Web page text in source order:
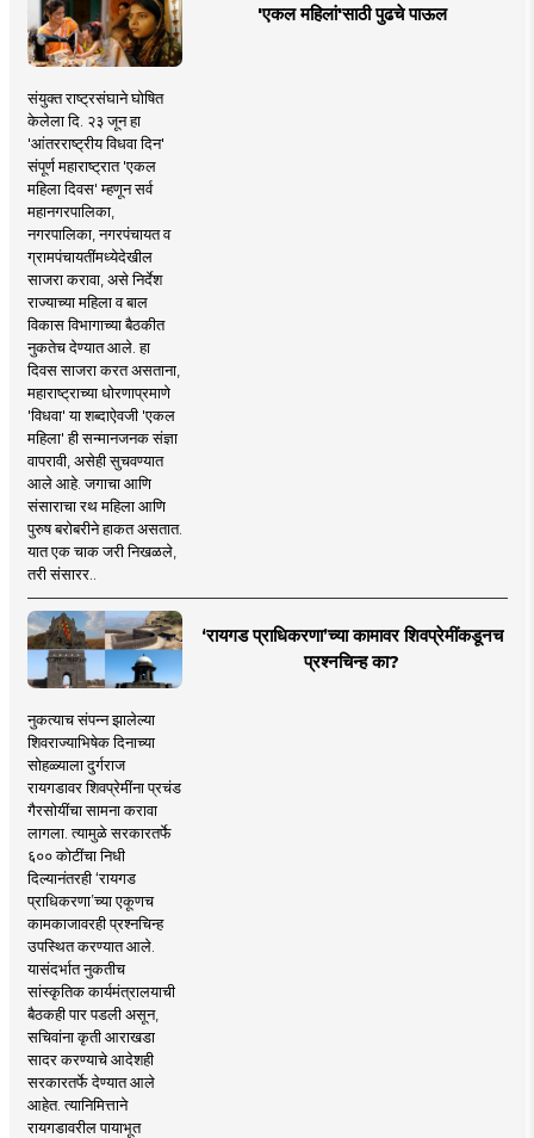
'एकल महिलां'साठी पुढचे पाऊल
संयुक्त राष्ट्रसंघाने घोषित
केलेला दि. २३ जून हा
'आंतरराष्ट्रीय विधवा दिन'
संपूर्ण महाराष्ट्रात 'एकल
महिला दिवस' म्हणून सर्व
महानगरपालिका,
नगरपालिका, नगरपंचायत व
ग्रामपंचायतींमध्येदेखील
साजरा करावा, असे निर्देश
राज्याच्या महिला व बाल
विकास विभागाच्या बैठकीत
नुकतेच देण्यात आले. हा
दिवस साजरा करत असताना,
महाराष्ट्राच्या धोरणाप्रमाणे
'विधवा' या शब्दाऐवजी 'एकल
महिला' ही सन्मानजनक संज्ञा
वापरावी, असेही सुचवण्यात
आले आहे. जगाचा आणि
संसाराचा रथ महिला आणि
पुरुष बरोबरीने हाकत असतात.
यात एक चाक जरी निखळले,
तरी संसारर..
‘रायगड प्राधिकरणा’च्या कामावर शिवप्रेमींकडूनच
प्रश्नचिन्ह का?
नुकत्याच संपन्न झालेल्या
शिवराज्याभिषेक दिनाच्या
सोहळ्याला दुर्गराज
रायगडावर शिवप्रेमींना प्रचंड
गैरसोयींचा सामना करावा
लागला. त्यामुळे सरकारतर्फे
६०० कोटींचा निधी
दिल्यानंतरही ‘रायगड
प्राधिकरणा’च्या एकूणच
कामकाजावरही प्रश्नचिन्ह
उपस्थित करण्यात आले.
यासंदर्भात नुकतीच
सांस्कृतिक कार्यमंत्रालयाची
बैठकही पार पडली असून,
सचिवांना कृती आराखडा
सादर करण्याचे आदेशही
सरकारतर्फे देण्यात आले
आहेत. त्यानिमित्ताने
रायगडावरील पायाभूत